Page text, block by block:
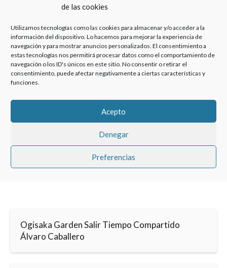
de las cookies
Utilizamos tecnologías como las cookies para almacenar y/o acceder a la
información del dispositivo. Lo hacemos para mejorar la experiencia de
navegación y para mostrar anuncios personalizados. El consentimiento a
estas tecnologías nos permitirá procesar datos como el comportamiento de
navegación o los ID's únicos en este sitio. No consentir o retirar el
consentimiento, puede afectar negativamente a ciertas características y
funciones.
Acepto
Denegar
Preferencias
Haz clic para aceptar cookies de marketing y
Ogisaka Garden Salir Tiempo Compartido
Álvaro Caballero